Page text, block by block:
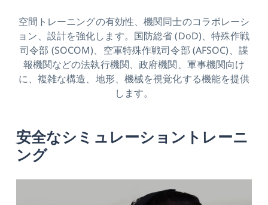
上
を
実
VIVE
Business
空間トレーニングの有効性、機関同士のコラボレーシ
ョン、設計を強化します。国防総省 (DoD)、特殊作戦
司令部 (SOCOM)、空軍特殊作戦司令部 (AFSOC)、諜
報機関などの法執行機関、政府機関、軍事機関向け
に、複雑な構造、地形、機械を視覚化する機能を提供
します。
安全なシミュレーショントレーニ
ング